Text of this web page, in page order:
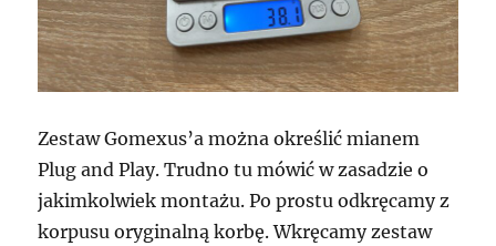
Zestaw Gomexus’a można określić mianem
Plug and Play. Trudno tu mówić w zasadzie o
jakimkolwiek montażu. Po prostu odkręcamy z
korpusu oryginalną korbę. Wkręcamy zestaw